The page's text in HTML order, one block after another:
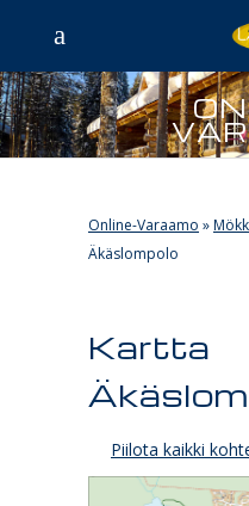
Online-Varaamo »
Äkäslompolo
Kartta
Piilota kaikki